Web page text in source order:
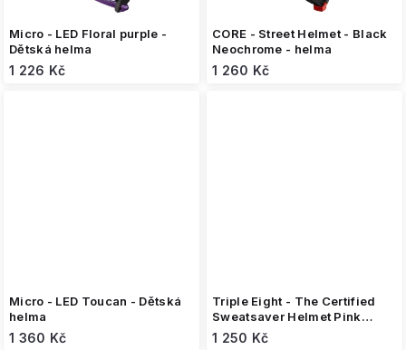
Micro - LED Floral purple -
Dětská helma
1 226 Kč
CORE - Street Helmet - Black
Neochrome - helma
1 260 Kč
Micro - LED Toucan - Dětská
helma
1 360 Kč
Triple Eight - The Certified
Sweatsaver Helmet Pink
Gloss - helma
1 250 Kč